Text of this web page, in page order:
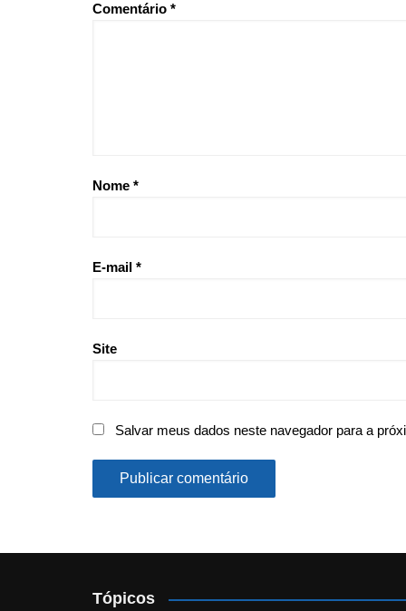
Comentário *
Nome *
E-mail *
Site
Salvar meus dados neste navegador para a
Tópicos